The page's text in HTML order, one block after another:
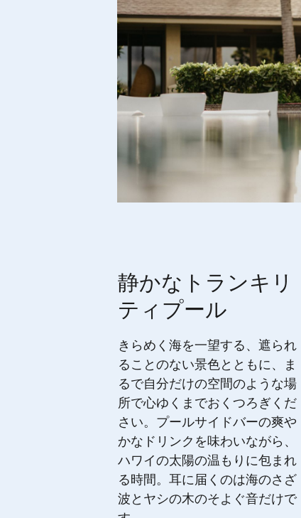
静かなトランキリ
ティプール
きらめく海を一望する、遮られ
ることのない景色とともに、ま
るで自分だけの空間のような場
所で心ゆくまでおくつろぎくだ
さい。プールサイドバーの爽や
かなドリンクを味わいながら、
ハワイの太陽の温もりに包まれ
る時間。耳に届くのは海のさざ
波とヤシの木のそよぐ音だけで